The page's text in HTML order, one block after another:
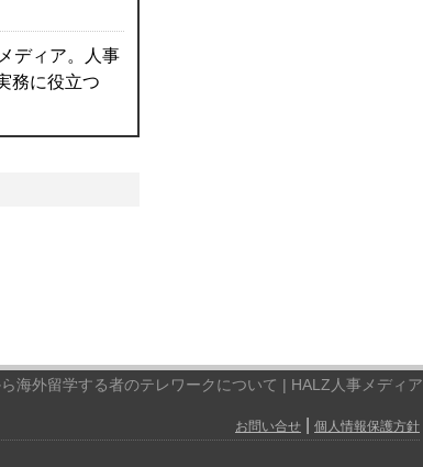
ディア。人事
務に役立つ
海外留学する者のテレワークについて | HALZ人事メディア
お問い合せ 個人情報保護方針